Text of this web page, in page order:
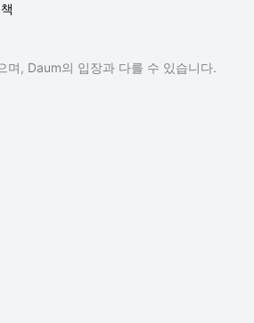
며, Daum의 입장과 다를 수 있습니다.